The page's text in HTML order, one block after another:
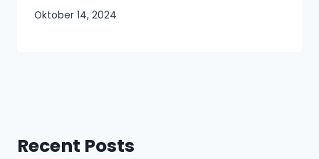
Oktober 14, 2024
Recent Posts